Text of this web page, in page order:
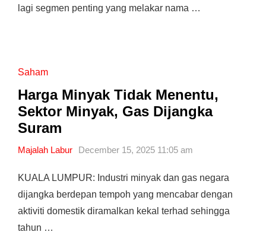
lagi segmen penting yang melakar nama …
Saham
Harga Minyak Tidak Menentu,
Sektor Minyak, Gas Dijangka
Suram
Majalah Labur December 15, 2025 11:05 am
KUALA LUMPUR: Industri minyak dan gas negara
dijangka berdepan tempoh yang mencabar dengan
aktiviti domestik diramalkan kekal terhad sehingga
tahun …